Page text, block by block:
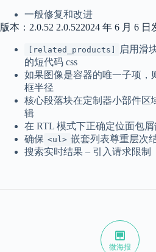
一般修复和改进
版本：2.0.52 2.0.522024 年 6 月 6 日
[related_products]
启用滑
的短代码 css
如果图像是容器的唯一子项，
框半径
核心段落块在定制器小部件区
辑
在 RTL 模式下正确定位面包
确保 <ul> 嵌套列表尊重层次
搜索实时结果 – 引入请求限制
微海报